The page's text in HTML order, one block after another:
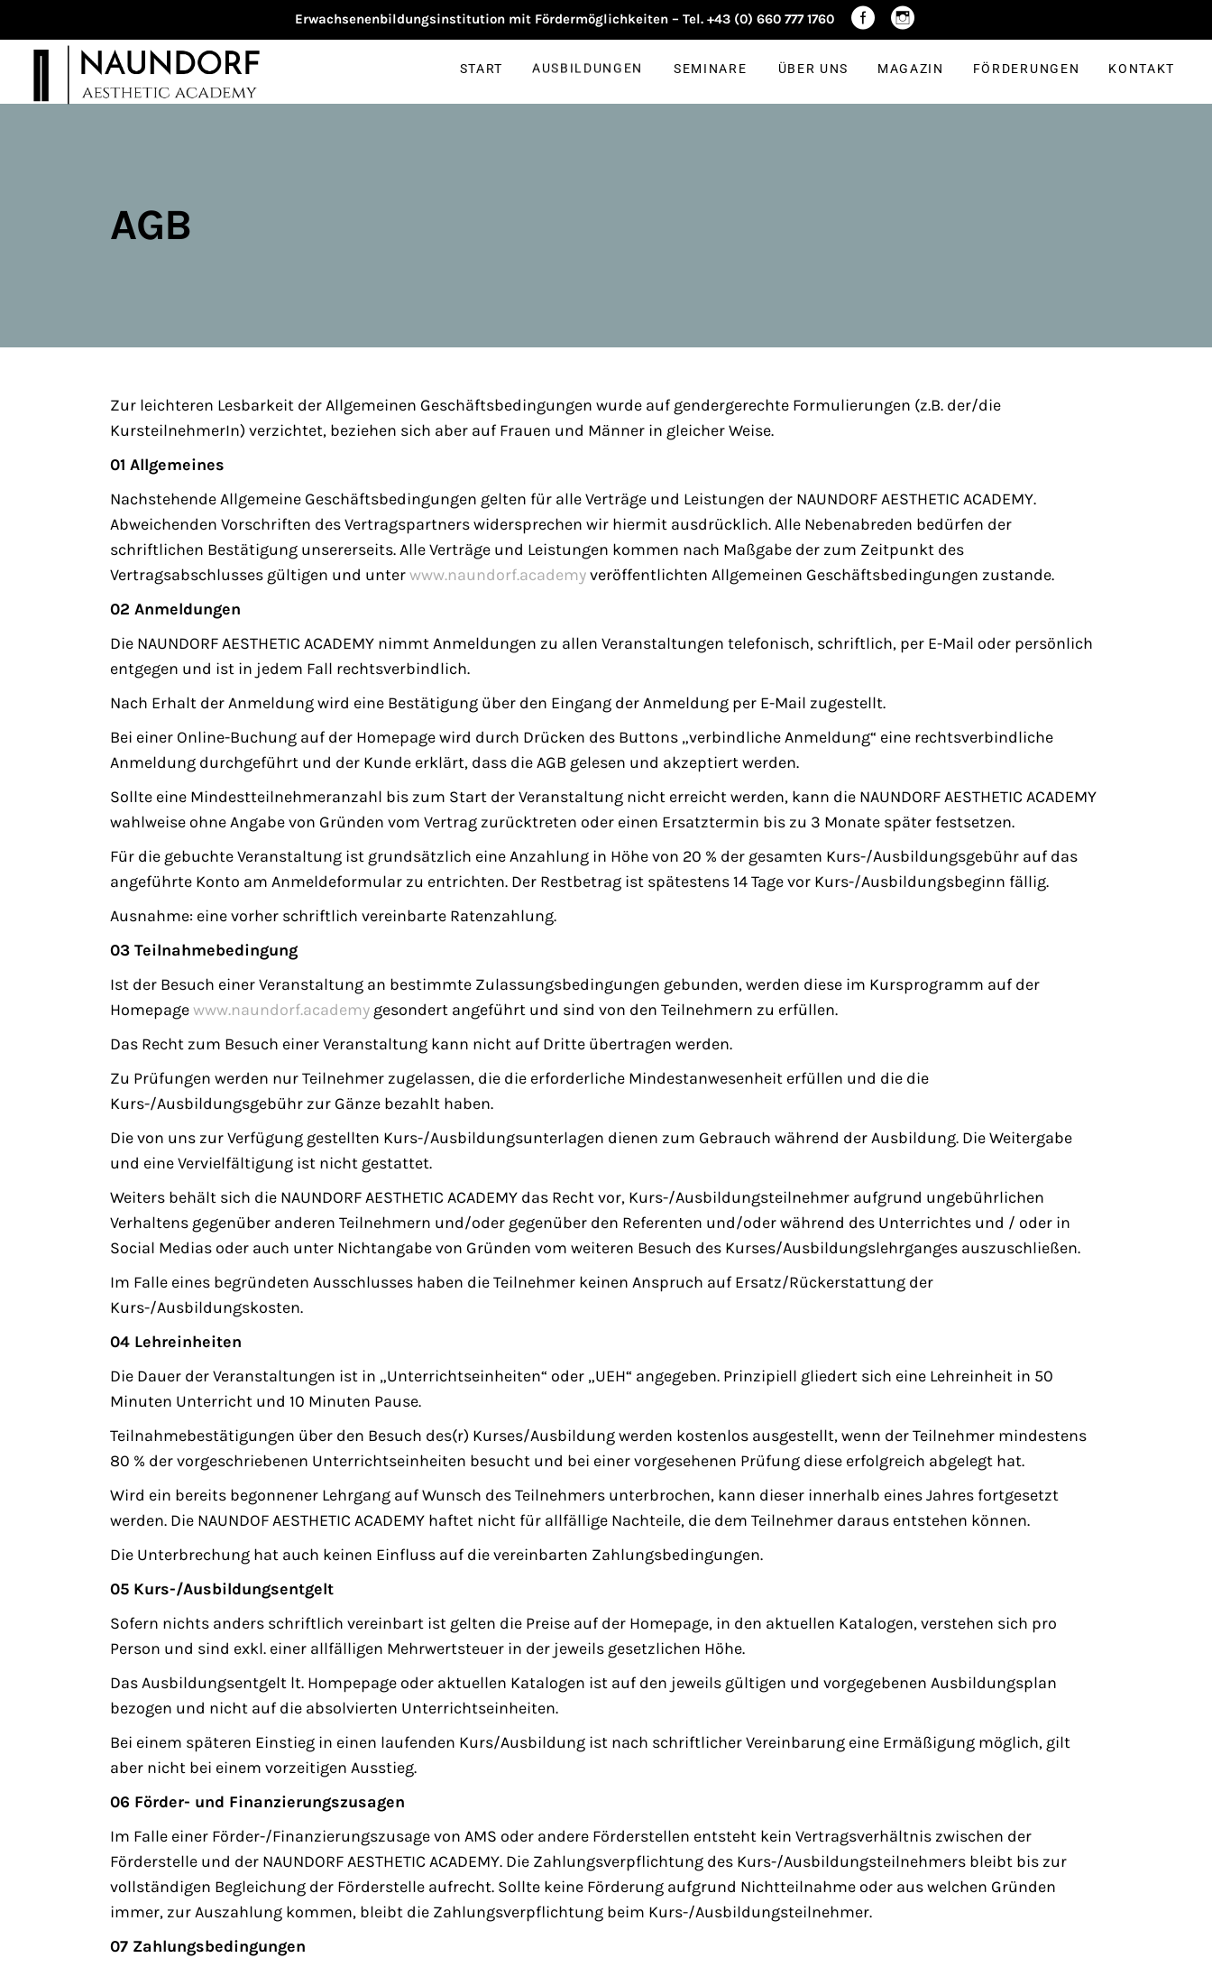
Erwachsenenbildungsinstitution mit Fördermöglichkeiten – Tel. +43 (0) 660 777 1760
START AUSBILDUNGEN SEMINARE ÜBER UNS MAGAZIN FÖRDERUNGEN KONTAKT
AGB
Zur leichteren Lesbarkeit der Allgemeinen Geschäftsbedingungen wurde auf gendergerechte Formulierungen (z.B. der/die
KursteilnehmerIn) verzichtet, beziehen sich aber auf Frauen und Männer in gleicher Weise.
01 Allgemeines
Nachstehende Allgemeine Geschäftsbedingungen gelten für alle Verträge und Leistungen der NAUNDORF AESTHETIC ACADEMY.
Abweichenden Vorschriften des Vertragspartners widersprechen wir hiermit ausdrücklich. Alle Nebenabreden bedürfen der
schriftlichen Bestätigung unsererseits. Alle Verträge und Leistungen kommen nach Maßgabe der zum Zeitpunkt des
Vertragsabschlusses gültigen und unterwww.naundorf.academyveröffentlichten Allgemeinen Geschäftsbedingungen zustande.
02 Anmeldungen
Die NAUNDORF AESTHETIC ACADEMY nimmt Anmeldungen zu allen Veranstaltungen telefonisch, schriftlich, per E-Mail oder persönlich
entgegen und ist in jedem Fall rechtsverbindlich.
Nach Erhalt der Anmeldung wird eine Bestätigung über den Eingang der Anmeldung per E-Mail zugestellt.
Bei einer Online-Buchung auf der Homepage wird durch Drücken des Buttons „verbindliche Anmeldung“ eine rechtsverbindliche
Anmeldung durchgeführt und der Kunde erklärt, dass die AGB gelesen und akzeptiert werden.
Sollte eine Mindestteilnehmeranzahl bis zum Start der Veranstaltung nicht erreicht werden, kann die NAUNDORF AESTHETIC ACADEMY
wahlweise ohne Angabe von Gründen vom Vertrag zurücktreten oder einen Ersatztermin bis zu 3 Monate später festsetzen.
Für die gebuchte Veranstaltung ist grundsätzlich eine Anzahlung in Höhe von 20 % der gesamten Kurs-/Ausbildungsgebühr auf das
angeführte Konto am Anmeldeformular zu entrichten. Der Restbetrag ist spätestens 14 Tage vor Kurs-/Ausbildungsbeginn fällig.
Ausnahme: eine vorher schriftlich vereinbarte Ratenzahlung.
03 Teilnahmebedingung
Ist der Besuch einer Veranstaltung an bestimmte Zulassungsbedingungen gebunden, werden diese im Kursprogramm auf der
Homepagewww.naundorf.academy gesondert angeführt und sind von den Teilnehmern zu erfüllen.
Das Recht zum Besuch einer Veranstaltung kann nicht auf Dritte übertragen werden.
Zu Prüfungen werden nur Teilnehmer zugelassen, die die erforderliche Mindestanwesenheit erfüllen und die die
Kurs-/Ausbildungsgebühr zur Gänze bezahlt haben.
Die von uns zur Verfügung gestellten Kurs-/Ausbildungsunterlagen dienen zum Gebrauch während der Ausbildung. Die Weitergabe
und eine Vervielfältigung ist nicht gestattet.
Weiters behält sich die NAUNDORF AESTHETIC ACADEMY das Recht vor, Kurs-/Ausbildungsteilnehmer aufgrund ungebührlichen
Verhaltens gegenüber anderen Teilnehmern und/oder gegenüber den Referenten und/oder während des Unterrichtes und / oder in
Social Medias oder auch unter Nichtangabe von Gründen vom weiteren Besuch des Kurses/Ausbildungslehrganges auszuschließen.
Im Falle eines begründeten Ausschlusses haben die Teilnehmer keinen Anspruch auf Ersatz/Rückerstattung der
Kurs-/Ausbildungskosten.
04 Lehreinheiten
Die Dauer der Veranstaltungen ist in „Unterrichtseinheiten“ oder „UEH“ angegeben. Prinzipiell gliedert sich eine Lehreinheit in 50
Minuten Unterricht und 10 Minuten Pause.
Teilnahmebestätigungen über den Besuch des(r) Kurses/Ausbildung werden kostenlos ausgestellt, wenn der Teilnehmer mindestens
80 % der vorgeschriebenen Unterrichtseinheiten besucht und bei einer vorgesehenen Prüfung diese erfolgreich abgelegt hat.
Wird ein bereits begonnener Lehrgang auf Wunsch des Teilnehmers unterbrochen, kann dieser innerhalb eines Jahres fortgesetzt
werden. Die NAUNDOF AESTHETIC ACADEMY haftet nicht für allfällige Nachteile, die dem Teilnehmer daraus entstehen können.
Die Unterbrechung hat auch keinen Einfluss auf die vereinbarten Zahlungsbedingungen.
05 Kurs-/Ausbildungsentgelt
Sofern nichts anders schriftlich vereinbart ist gelten die Preise auf der Homepage, in den aktuellen Katalogen, verstehen sich pro
Person und sind exkl. einer allfälligen Mehrwertsteuer in der jeweils gesetzlichen Höhe.
Das Ausbildungsentgelt lt. Hompepage oder aktuellen Katalogen ist auf den jeweils gültigen und vorgegebenen Ausbildungsplan
bezogen und nicht auf die absolvierten Unterrichtseinheiten.
Bei einem späteren Einstieg in einen laufenden Kurs/Ausbildung ist nach schriftlicher Vereinbarung eine Ermäßigung möglich, gilt
aber nicht bei einem vorzeitigen Ausstieg.
06 Förder- und Finanzierungszusagen
Im Falle einer Förder-/Finanzierungszusage von AMS oder andere Förderstellen entsteht kein Vertragsverhältnis zwischen der
Förderstelle und der NAUNDORF AESTHETIC ACADEMY. Die Zahlungsverpflichtung des Kurs-/Ausbildungsteilnehmers bleibt bis zur
vollständigen Begleichung der Förderstelle aufrecht. Sollte keine Förderung aufgrund Nichtteilnahme oder aus welchen Gründen
immer, zur Auszahlung kommen, bleibt die Zahlungsverpflichtung beim Kurs-/Ausbildungsteilnehmer.
07 Zahlungsbedingungen